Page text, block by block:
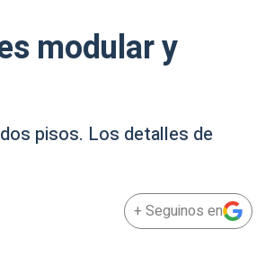
modular y
pisos. Los detalles de
+ Seguinos en